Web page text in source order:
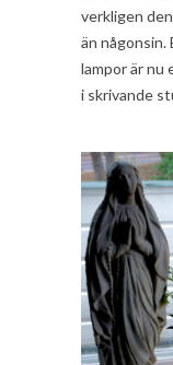
verkligen
än
lampor är nu
i skrivande